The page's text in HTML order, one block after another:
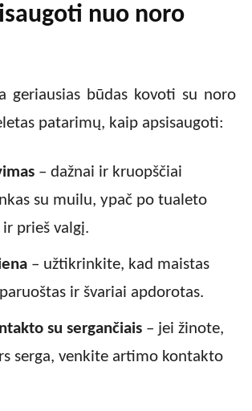
nuo noro
geriausias būdas kovoti su noro
patarimų, kaip apsisaugoti:
– dažnai ir kruopščiai
su muilu, ypač po tualeto
prieš valgį.
– užtikrinkite, kad maistas
ir švariai apdorotas.
su sergančiais – jei žinote,
serga, venkite artimo kontakto